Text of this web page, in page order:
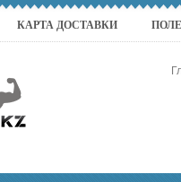
КАРТА ДОСТАВКИ